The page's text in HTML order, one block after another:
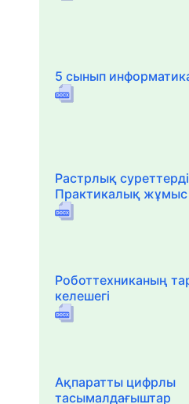
5 сынып
Растрлық
Практикалық жұмыс
Роботтехниканың
келешегі
Ақпаратты цифрлы
тасымалдағыштар